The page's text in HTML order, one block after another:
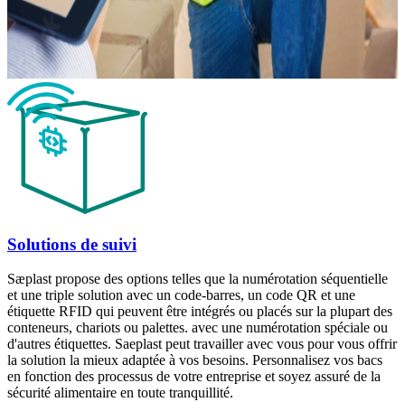
Solutions de suivi
Sæplast propose des options telles que la numérotation séquentielle
et une triple solution avec un code-barres, un code QR et une
étiquette RFID qui peuvent être intégrés ou placés sur la plupart des
conteneurs, chariots ou palettes. avec une numérotation spéciale ou
d'autres étiquettes. Saeplast peut travailler avec vous pour vous offrir
la solution la mieux adaptée à vos besoins. Personnalisez vos bacs
en fonction des processus de votre entreprise et soyez assuré de la
sécurité alimentaire en toute tranquillité.